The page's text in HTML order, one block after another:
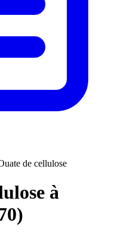
de cellulose
à